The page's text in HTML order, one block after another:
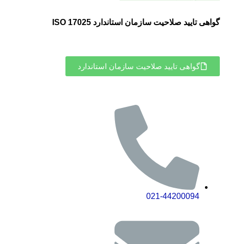
گواهی تایید صلاحیت سازمان استاندارد ISO 17025
گواهی تایید صلاحیت سازمان استاندارد
021-44200094